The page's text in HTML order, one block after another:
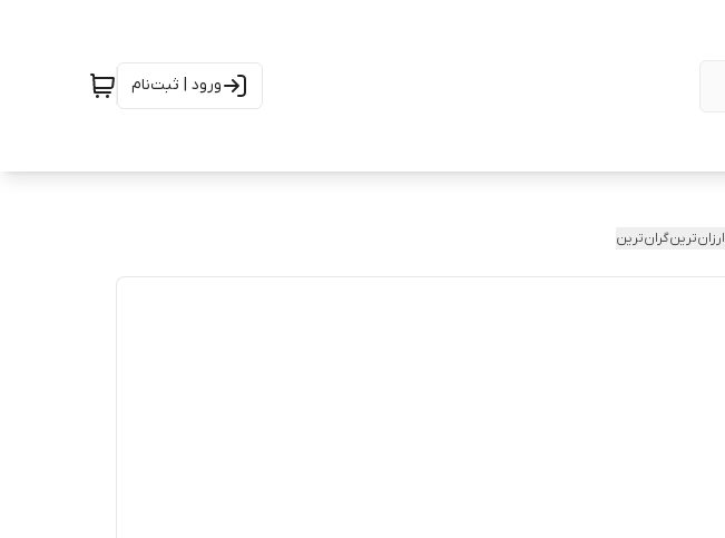
ورود | ثبت‌نام
ارزان‌ترینگران‌ترین